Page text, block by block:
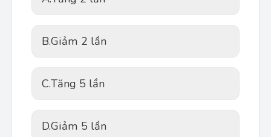
B.Giảm 2 lần
C.Tăng 5 lần
D.Giảm 5 lần